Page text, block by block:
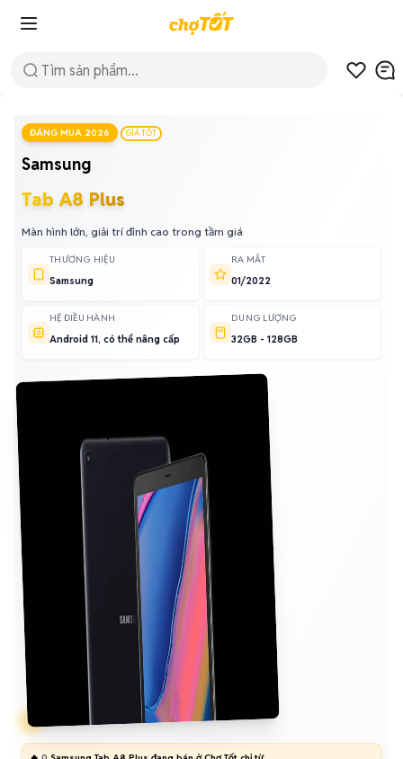
ĐÁNG MUA 2026 GIÁ TỐT
Samsung
Tab A8 Plus
Màn hình lớn, giải trí đỉnh cao trong tầm giá
THƯƠNG HIỆU
Samsung
RA MẮT
01/2022
HỆ ĐIỀU HÀNH
Android 11, có thể nâng cấp
DUNG LƯỢNG
32GB - 128GB